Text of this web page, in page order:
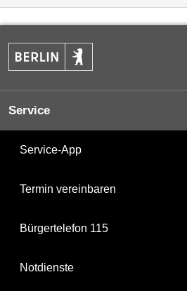
Service
Service-App
Termin vereinbaren
Bürgertelefon 115
Notdienste